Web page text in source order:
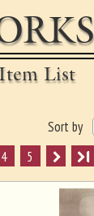
List
Sort by
4 5 I